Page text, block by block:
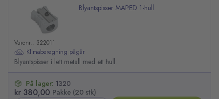
Blyantspisser MAPED 1-hull
Varenr.: 322011
Klimaberegning pågår
Blyantspisser i lett metall med ett hull.
kr 380,00 Pakke (20 stk)
På lager: 1320